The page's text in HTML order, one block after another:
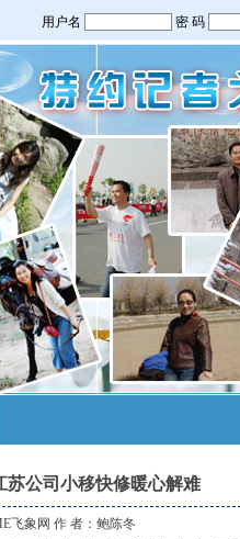
苏公司小移快修暖心解难
飞象网 作 者： 鲍陈冬